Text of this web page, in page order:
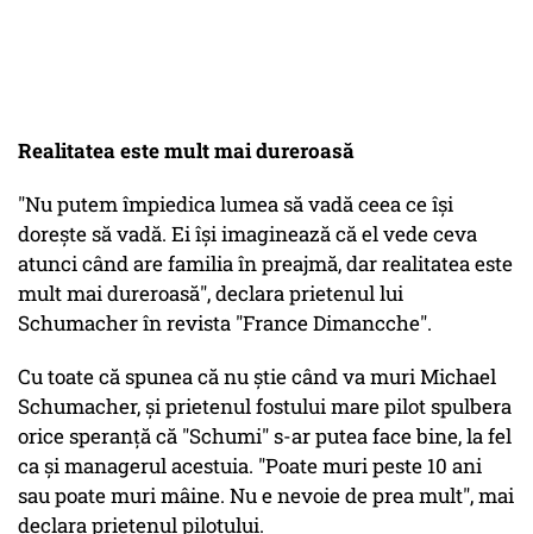
Realitatea este mult mai dureroasă
"Nu putem împiedica lumea să vadă ceea ce îşi
doreşte să vadă. Ei îşi imaginează că el vede ceva
atunci când are familia în preajmă, dar realitatea este
mult mai dureroasă", declara prietenul lui
Schumacher în revista "France Dimancche".
Cu toate că spunea că nu ştie când va muri Michael
Schumacher, şi prietenul fostului mare pilot spulbera
orice speranţă că "Schumi" s-ar putea face bine, la fel
ca şi managerul acestuia. "Poate muri peste 10 ani
sau poate muri mâine. Nu e nevoie de prea mult", mai
declara prietenul pilotului.